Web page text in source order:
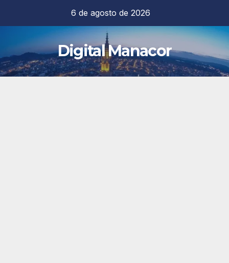
contenido
6 de agosto de 2026
Digital Manacor